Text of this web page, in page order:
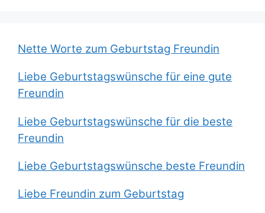
Nette Worte zum Geburtstag Freundin
Liebe Geburtstagswünsche für eine gute
Freundin
Liebe Geburtstagswünsche für die beste
Freundin
Liebe Geburtstagswünsche beste Freundin
Liebe Freundin zum Geburtstag